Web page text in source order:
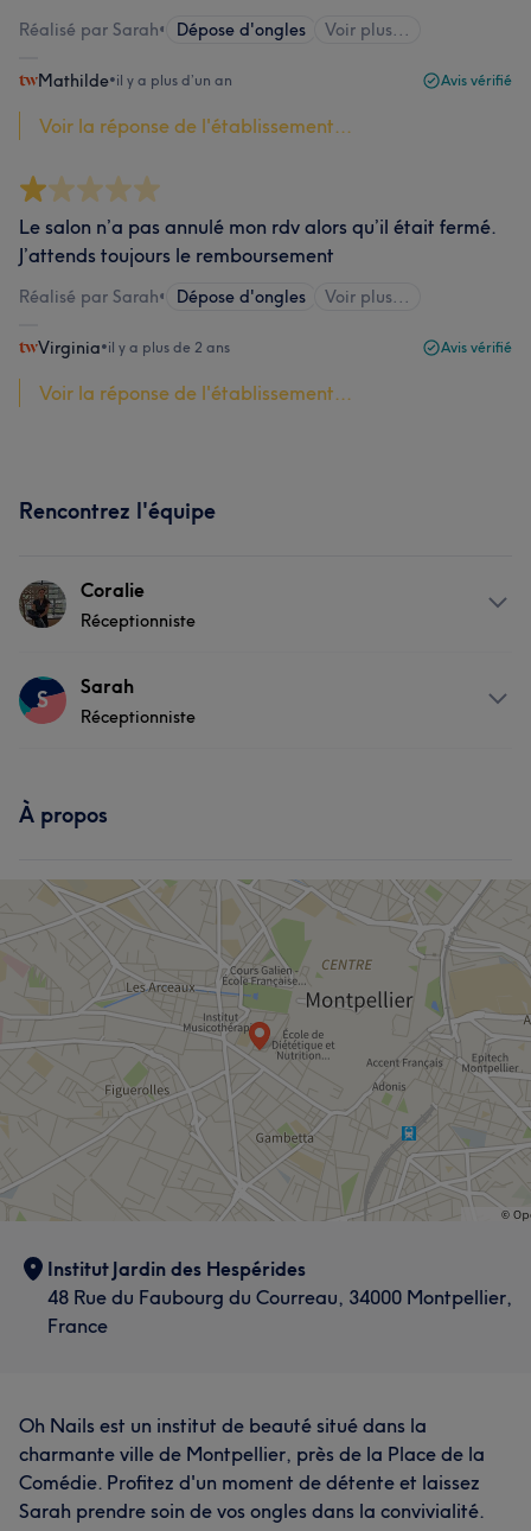
Réalisé par Sarah• Dépose d'ongles Voir plus...
Mathilde•il y a plus d’un an Avis vérifié
Voir la réponse de l'établissement...
Le salon n’a pas annulé mon rdv alors qu’il était fermé.
J’attends toujours le remboursement
Réalisé par Sarah• Dépose d'ongles Voir plus...
Virginia•il y a plus de 2 ans Avis vérifié
Voir la réponse de l'établissement...
Rencontrez l'équipe
Coralie
Réceptionniste
Prestations
S Sarah
Réceptionniste
Manucure et Beauté des pieds
À propos
Institut Jardin des Hespérides
48 Rue du Faubourg du Courreau, 34000 Montpellier,
France
Oh Nails est un institut de beauté situé dans la
charmante ville de Montpellier, près de la Place de la
Comédie. Profitez d'un moment de détente et laissez
Sarah prendre soin de vos ongles dans la convivialité.